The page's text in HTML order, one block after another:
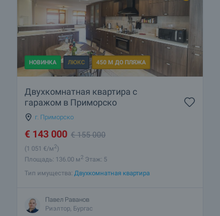
НОВИНКА ЛЮКС 450 М ДО ПЛЯЖА
Двухкомнатная квартира с
гаражом в Приморско
г. Приморско
€ 143 000 €155 000
(1 051 €/м2)
Площадь: 136.00 м2 Этаж: 5
Тип имущества: Двухкомнатная квартира
Павел Раванов
Риэлтор, Бургас